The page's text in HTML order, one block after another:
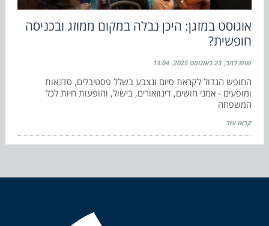
אוגוסט במזגן: היכן נבלה במקום ממוזג ובכניסה
חופשית?
שוש להב 23 באוגוסט 2025 13:04
החופש הגדול לקראת סיום ונצבע בשלל פסטיבלים, סדנאות
ומופעים - אמני חושים, דינוזאורים, בישול, והופעות חיות לכל
המשפחה
קראו עוד